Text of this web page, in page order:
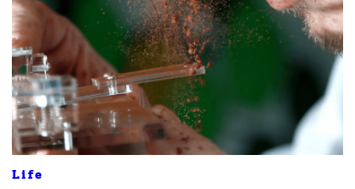
Life
ค้นหา
SHARE TWEET LINE EMAIL